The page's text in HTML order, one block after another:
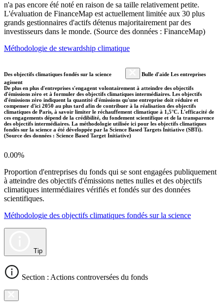
n'a pas encore été noté en raison de sa taille relativement petite.
L'évaluation de FinanceMap est actuellement limitée aux 30 plus
grands gestionnaires d'actifs détenus majoritairement par des
investisseurs dans le monde. (Source des données : FinanceMap)
Méthodologie de stewardship climatique
Des objectifs climatiques fondés sur la science
Bulle d'aide Les entreprises
agissent
De plus en plus d'entreprises s'engagent volontairement à atteindre des objectifs
d'émissions zéro et à formuler des objectifs climatiques intermédiaires. Les objectifs
d'émissions zéro indiquent la quantité d'émissions qu'une entreprise doit réduire et
compenser d'ici 2050 au plus tard afin de contribuer à la réalisation des objectifs
climatiques de Paris, à savoir limiter le réchauffement climatique à 1,5°C. L'efficacité de
ces engagements dépend de la crédibilité, du fondement scientifique et de la transparence
des objectifs intermédiaires. La méthodologie utilisée ici pour les objectifs climatiques
fondés sur la science a été développée par la Science Based Targets Initiative (SBTi).
(Source des données : Science Based Target Initiative)
0.00%
Proportion d'entreprises du fonds qui se sont engagées publiquement
à atteindre des objectifs d'émissions nettes nulles et des objectifs
climatiques intermédiaires vérifiés et fondés sur des données
scientifiques.
Méthodologie des objectifs climatiques fondés sur la science
Tip
Section : Actions controversées du fonds